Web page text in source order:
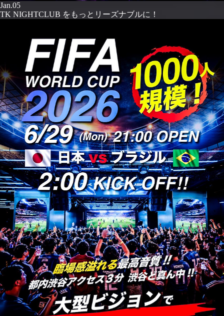
Jan.05
TK NIGHTCLUB をもっとリーズナブルに！